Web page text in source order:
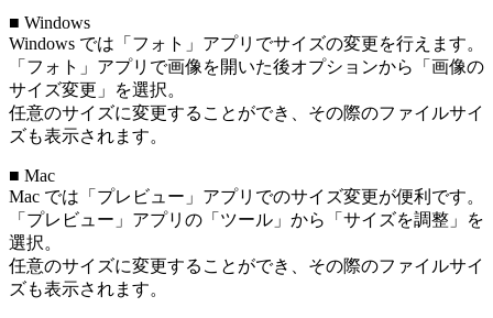
■ Windows
Windows では「フォト」アプリでサイズの変更を行えます。
「フォト」アプリで画像を開いた後オプションから「画像の
サイズ変更」を選択。
任意のサイズに変更することができ、その際のファイルサイ
ズも表示されます。
■ Mac
Mac では「プレビュー」アプリでのサイズ変更が便利です。
「プレビュー」アプリの「ツール」から「サイズを調整」を
選択。
任意のサイズに変更することができ、その際のファイルサイ
ズも表示されます。